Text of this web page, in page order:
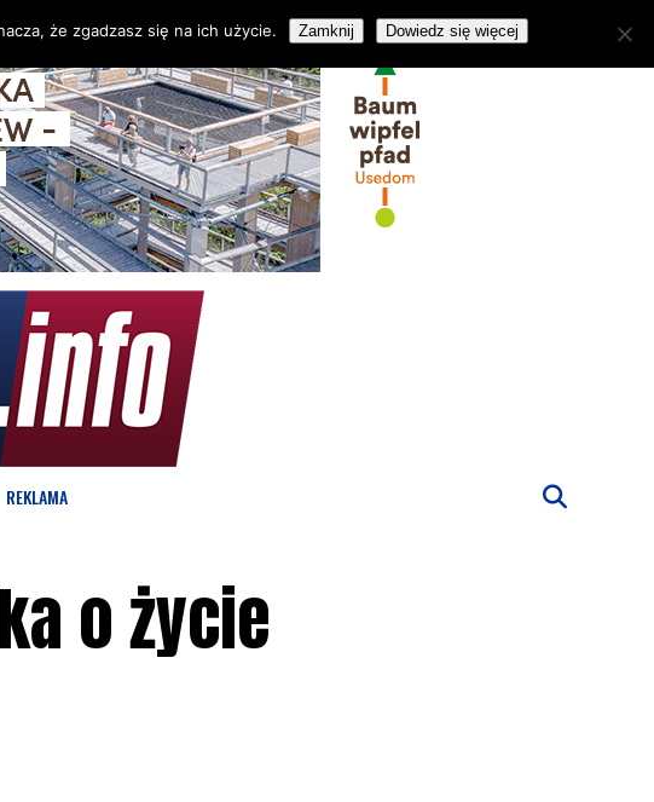
REKLAMA
o życie
że zgadzasz się na ich użycie. Zamknij Dowiedz się więcej